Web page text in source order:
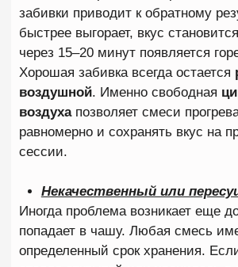
Поэтому профессиональные кальянщики
промывать шахту и колбу после
каждой сессии. Это не только улучшает вкус, но
и продлевает срок службы самого кальяна.
ПОЧЕМУ КАЛЬЯН ГОРЧИТ В ГОРЛЕ